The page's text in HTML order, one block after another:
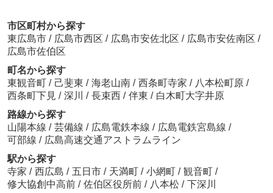
市区町村から探す
東広島市 / 広島市西区 / 広島市安佐北区 / 広島市安佐南区 /
広島市佐伯区
町名から探す
東観音町 / 己斐東 / 海老山南 / 西条町寺家 / 八本松町原 /
西条町下見 / 深川 / 長束西 / 伴東 / 白木町大字井原
路線から探す
山陽本線 / 芸備線 / 広島電鉄本線 / 広島電鉄宮島線 /
可部線 / 広島高速交通アストラムライン
駅から探す
寺家 / 西広島 / 五日市 / 天満町 / 小網町 / 観音町 /
修大協創中高前 / 佐伯区役所前 / 八本松 / 下深川